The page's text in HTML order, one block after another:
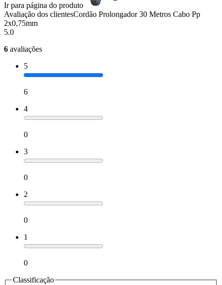
Ir para página do produto
Avaliação dos clientesCordão Prolongador 30 Metros Cabo Pp
2x0,75mm
5.0
6 avaliações
5
6
4
0
3
0
2
0
1
0
Classificação